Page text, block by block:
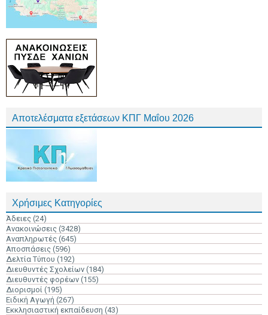
Αποτελέσματα εξετάσεων ΚΠΓ Μαΐου 2026
Χρήσιμες Κατηγορίες
Άδειες (24)
Ανακοινώσεις (3428)
Αναπληρωτές (645)
Αποσπάσεις (596)
Δελτία Τύπου (192)
Διευθυντές Σχολείων (184)
Διευθυντές φορέων (155)
Διορισμοί (195)
Ειδική Αγωγή (267)
Εκκλησιαστική εκπαίδευση (43)